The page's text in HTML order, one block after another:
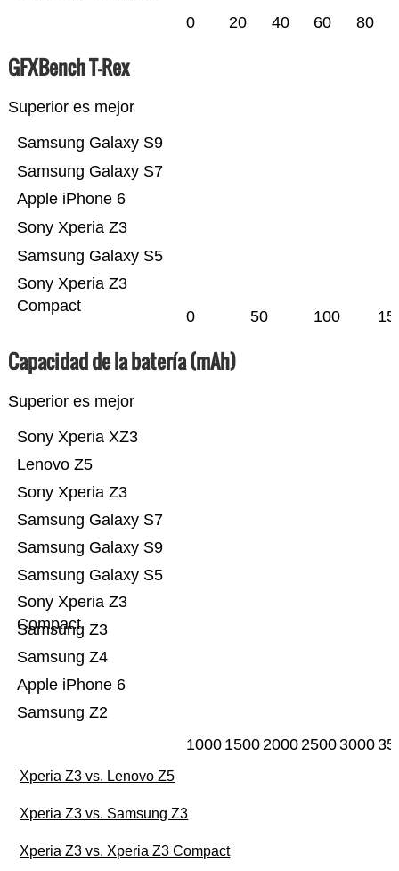
0 20 40 60 80
GFXBench T-Rex
Superior es mejor
Sony Xperia Z3
Compact
Samsung Galaxy S5
Sony Xperia Z3
Apple iPhone 6
Samsung Galaxy S7
Samsung Galaxy S9
0 50 100
Capacidad de la batería (mAh)
Superior es mejor
Samsung Z2
Apple iPhone 6
Samsung Z4
Samsung Z3
Sony Xperia Z3
Compact
Samsung Galaxy S5
Samsung Galaxy S9
Samsung Galaxy S7
Sony Xperia Z3
Lenovo Z5
Sony Xperia XZ3
1000 1500200025003000
Xperia Z3 vs. Lenovo Z5
Xperia Z3 vs. Samsung Z3
Xperia Z3 vs. Xperia Z3 Compact